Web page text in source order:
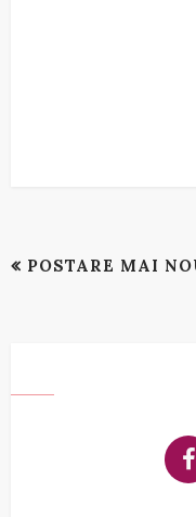
POSTARE MAI